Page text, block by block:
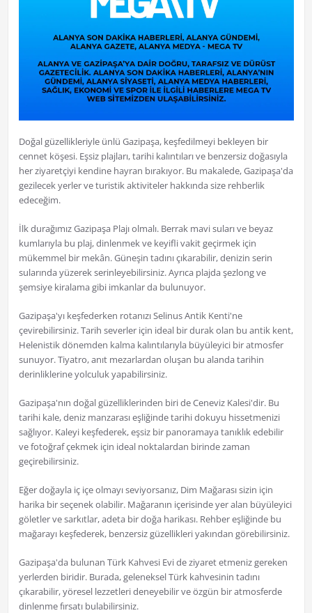
Doğal güzellikleriyle ünlü Gazipaşa, keşfedilmeyi bekleyen bir
cennet köşesi. Eşsiz plajları, tarihi kalıntıları ve benzersiz doğasıyla
her ziyaretçiyi kendine hayran bırakıyor. Bu makalede, Gazipaşa'da
gezilecek yerler ve turistik aktiviteler hakkında size rehberlik
edeceğim.
İlk durağımız Gazipaşa Plajı olmalı. Berrak mavi suları ve beyaz
kumlarıyla bu plaj, dinlenmek ve keyifli vakit geçirmek için
mükemmel bir mekân. Güneşin tadını çıkarabilir, denizin serin
sularında yüzerek serinleyebilirsiniz. Ayrıca plajda şezlong ve
şemsiye kiralama gibi imkanlar da bulunuyor.
Gazipaşa'yı keşfederken rotanızı Selinus Antik Kenti'ne
çevirebilirsiniz. Tarih severler için ideal bir durak olan bu antik kent,
Helenistik dönemden kalma kalıntılarıyla büyüleyici bir atmosfer
sunuyor. Tiyatro, anıt mezarlardan oluşan bu alanda tarihin
derinliklerine yolculuk yapabilirsiniz.
Gazipaşa'nın doğal güzelliklerinden biri de Ceneviz Kalesi'dir. Bu
tarihi kale, deniz manzarası eşliğinde tarihi dokuyu hissetmenizi
sağlıyor. Kaleyi keşfederek, eşsiz bir panoramaya tanıklık edebilir
ve fotoğraf çekmek için ideal noktalardan birinde zaman
geçirebilirsiniz.
Eğer doğayla iç içe olmayı seviyorsanız, Dim Mağarası sizin için
harika bir seçenek olabilir. Mağaranın içerisinde yer alan büyüleyici
göletler ve sarkıtlar, adeta bir doğa harikası. Rehber eşliğinde bu
mağarayı keşfederek, benzersiz güzellikleri yakından görebilirsiniz.
Gazipaşa'da bulunan Türk Kahvesi Evi de ziyaret etmeniz gereken
yerlerden biridir. Burada, geleneksel Türk kahvesinin tadını
çıkarabilir, yöresel lezzetleri deneyebilir ve özgün bir atmosferde
dinlenme fırsatı bulabilirsiniz.